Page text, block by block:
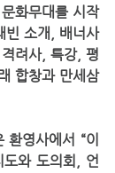
화무대를 시작
빈 소개, 배너사
려사, 특강, 평
합창과 만세삼
도와 도의회, 언